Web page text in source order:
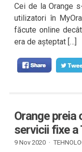
Cei de la Orange
utilizatori în
făcute online
era de așteptat […]
Orange preia
servicii fixe a
9 Nov 2020 ·